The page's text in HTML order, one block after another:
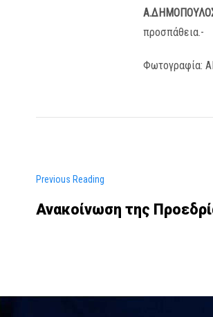
προσπάθεια.-
Φωτογραφία:
Previous Reading
Ανακοίνωση της